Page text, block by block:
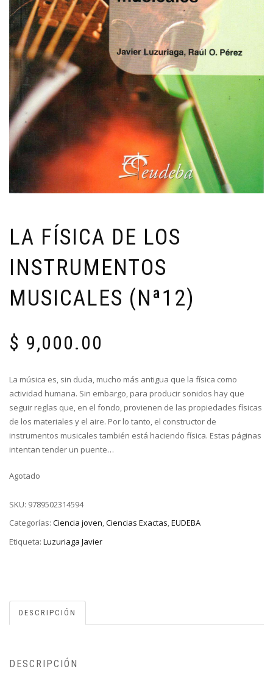
LA FÍSICA DE LOS
INSTRUMENTOS
MUSICALES (Nª12)
$ 9,000.00
La música es, sin duda, mucho más antigua que la física como
actividad humana. Sin embargo, para producir sonidos hay que
seguir reglas que, en el fondo, provienen de las propiedades físicas
de los materiales y el aire. Por lo tanto, el constructor de
instrumentos musicales también está haciendo física. Estas páginas
intentan tender un puente…
Agotado
SKU: 9789502314594
Categorías: Ciencia joven,Ciencias Exactas,EUDEBA
Etiqueta: Luzuriaga Javier
DESCRIPCIÓN
DESCRIPCIÓN